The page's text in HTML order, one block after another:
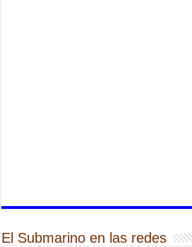
El Submarino en las redes